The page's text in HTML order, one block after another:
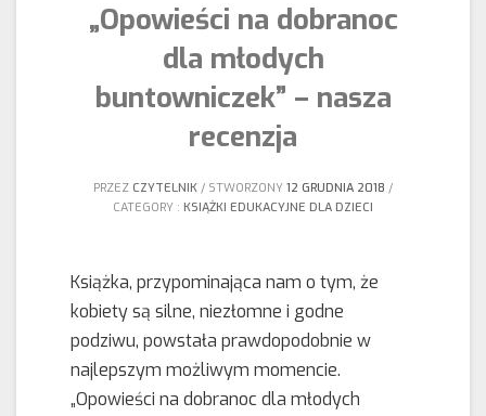
„Opowieści na dobranoc
dla młodych
buntowniczek” – nasza
recenzja
PRZEZ CZYTELNIK STWORZONY 12 GRUDNIA 2018
CATEGORY : KSIĄŻKI EDUKACYJNE DLA DZIECI
Książka, przypominająca nam o tym, że
kobiety są silne, niezłomne i godne
podziwu, powstała prawdopodobnie w
najlepszym możliwym momencie.
„Opowieści na dobranoc dla młodych